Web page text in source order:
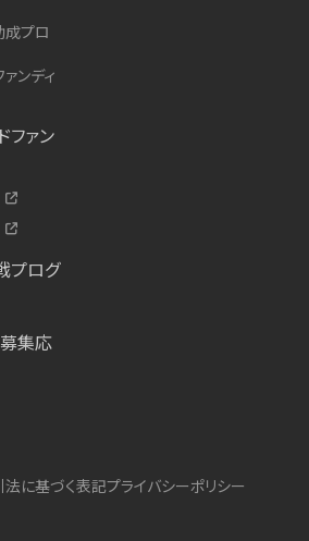
成プロ
ンディ
ファン
プログ
集応
に基づく表記プライバシーポリシー